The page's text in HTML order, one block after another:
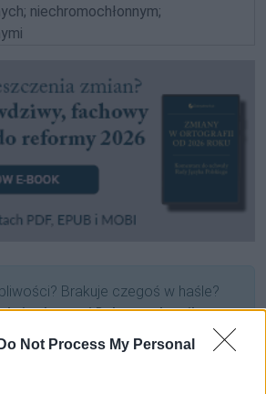
Do Not Process My Personal
niechromochłonnym;
Brakuje czegoś w haśle?
abonenci Dobrego słownika.
SPRAWDŹ